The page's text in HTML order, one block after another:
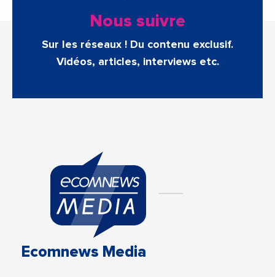
Nous suivre
Sur les réseaux ! Du contenu exclusif.
Vidéos, articles, interviews etc.
Ecomnews Media